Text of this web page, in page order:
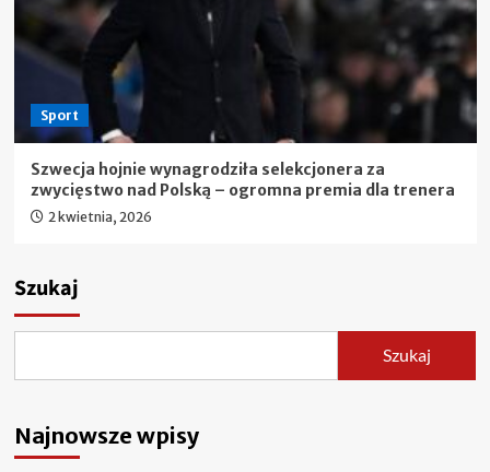
Sport
Szwecja hojnie wynagrodziła selekcjonera za
zwycięstwo nad Polską – ogromna premia dla trenera
2 kwietnia, 2026
Szukaj
Szukaj
Najnowsze wpisy